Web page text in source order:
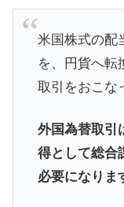
米国株式の配
を、円貨へ転
取引をおこな
外国為替取引
得として総合
必要になりま